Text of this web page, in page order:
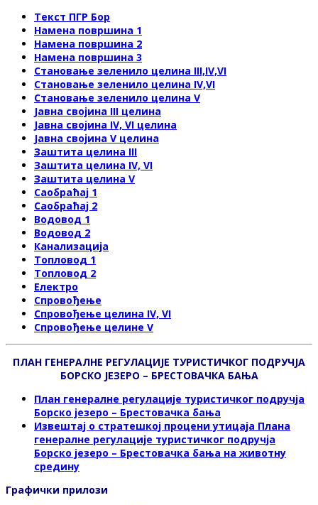
Текст ПГР Бор
Намена површина 1
Намена површина 2
Намена површина 3
Становање зеленило целина III,IV,VI
Становање зеленило целинa IV,VI
Становање зеленило целина V
Јавна својина III целина
Јавна својина IV, VI целина
Јавна својина V целина
Заштита целина III
Заштита целина IV, VI
Заштита целина V
Саобраћај 1
Саобраћај 2
Водовод 1
Водовод 2
Канализација
Топловод 1
Топловод 2
Електро
Спровођење
Спровођење целина IV, VI
Спровођење целине V
ПЛАН ГЕНЕРАЛНЕ РЕГУЛАЦИЈЕ ТУРИСТИЧКОГ ПОДРУЧЈА
БОРСКО ЈЕЗЕРО – БРЕСТОВАЧКА БАЊА
План генералне регулације туристичког подручја
Борско језеро – Брестовачка бања
Извештај о стратешкој процени утицаја Плана
генералне регулације туристичког подручја
Борско језеро – Брестовачка бања на животну
средину
Графички прилози